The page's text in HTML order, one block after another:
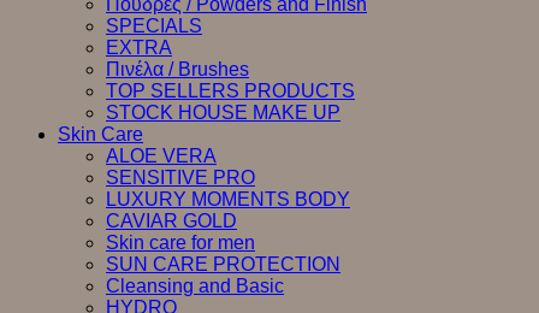
Πούδρες / Powders and Finish
SPECIALS
EXTRA
Πινέλα / Brushes
TOP SELLERS PRODUCTS
STOCK HOUSE MAKE UP
Skin Care
ALOE VERA
SENSITIVE PRO
LUXURY MOMENTS BODY
CAVIAR GOLD
Skin care for men
SUN CARE PROTECTION
Cleansing and Basic
HYDRO